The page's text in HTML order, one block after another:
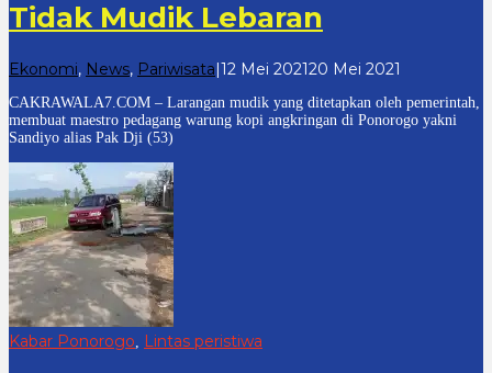
Tidak Mudik Lebaran
Ekonomi, News, Pariwisata|12 Mei 202120 Mei 2021
7
CAKRAWALA7.COM – Larangan mudik yang ditetapkan oleh pemerintah,
membuat maestro pedagang warung kopi angkringan di Ponorogo yakni
Sandiyo alias Pak Dji (53)
Kabar Ponorogo Lintas peristiwa